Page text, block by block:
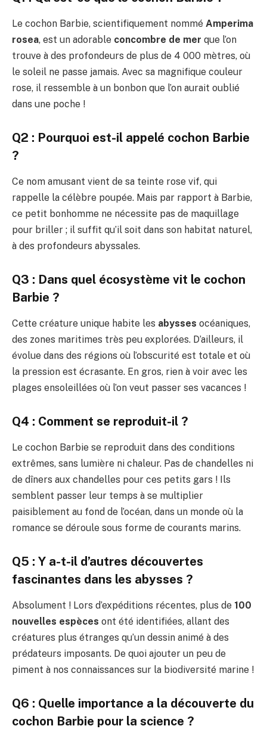
Le cochon Barbie, scientifiquement nommé Amperima
rosea, est un adorable concombre de mer que l’on
trouve à des profondeurs de plus de 4 000 mètres, où
le soleil ne passe jamais. Avec sa magnifique couleur
rose, il ressemble à un bonbon que l’on aurait oublié
dans une poche !
Q2 : Pourquoi est-il appelé cochon Barbie
?
Ce nom amusant vient de sa teinte rose vif, qui
rappelle la célèbre poupée. Mais par rapport à Barbie,
ce petit bonhomme ne nécessite pas de maquillage
pour briller ; il suffit qu’il soit dans son habitat naturel,
à des profondeurs abyssales.
Q3 : Dans quel écosystème vit le cochon
Barbie ?
Cette créature unique habite les abysses océaniques,
des zones maritimes très peu explorées. D’ailleurs, il
évolue dans des régions où l’obscurité est totale et où
la pression est écrasante. En gros, rien à voir avec les
plages ensoleillées où l’on veut passer ses vacances !
Q4 : Comment se reproduit-il ?
Le cochon Barbie se reproduit dans des conditions
extrêmes, sans lumière ni chaleur. Pas de chandelles ni
de dîners aux chandelles pour ces petits gars ! Ils
semblent passer leur temps à se multiplier
paisiblement au fond de l’océan, dans un monde où la
romance se déroule sous forme de courants marins.
Q5 : Y a-t-il d’autres découvertes
fascinantes dans les abysses ?
Absolument ! Lors d’expéditions récentes, plus de 100
nouvelles espèces ont été identifiées, allant des
créatures plus étranges qu’un dessin animé à des
prédateurs imposants. De quoi ajouter un peu de
piment à nos connaissances sur la biodiversité marine !
Q6 : Quelle importance a la découverte du
cochon Barbie pour la science ?